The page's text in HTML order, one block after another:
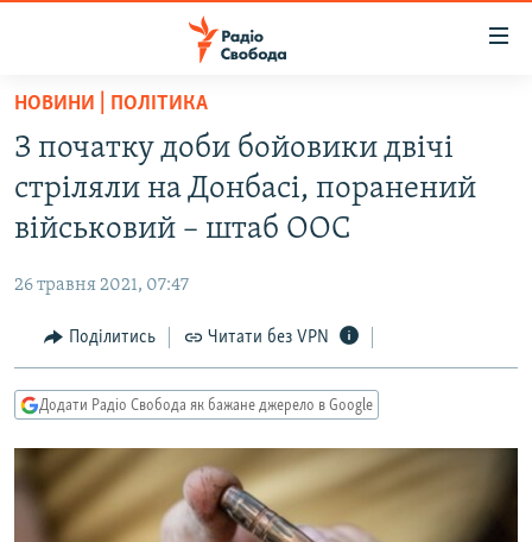
Перейти
основного
матеріалу
Перейти
до
основної
навігації
Перейти
до
пошуку
РАДІО СВОБОДА – 70 РОКІВ
ВСЕ ЗА ДОБУ
СТАТТІ
ЕКОНОМІКА
СУСПІЛЬСТВО
УКРАЇНА
СВІТ
РОСІЙСЬКА «ФІЛЬТРАЦІЯ»
ДОНБАС.РЕАЛІЇ
ТИ ЯК?
СХЕМИ
ПРИАЗОВ’Я
НОВИНИ | ПОЛІТИКА
З початку доби бойовики двічі
стріляли на Донбасі, поранений
військовий – штаб ООС
26 травня 2021, 07:47
Поділитись Читати без VPN
Додати Радіо Свобода як бажане джерело в Google